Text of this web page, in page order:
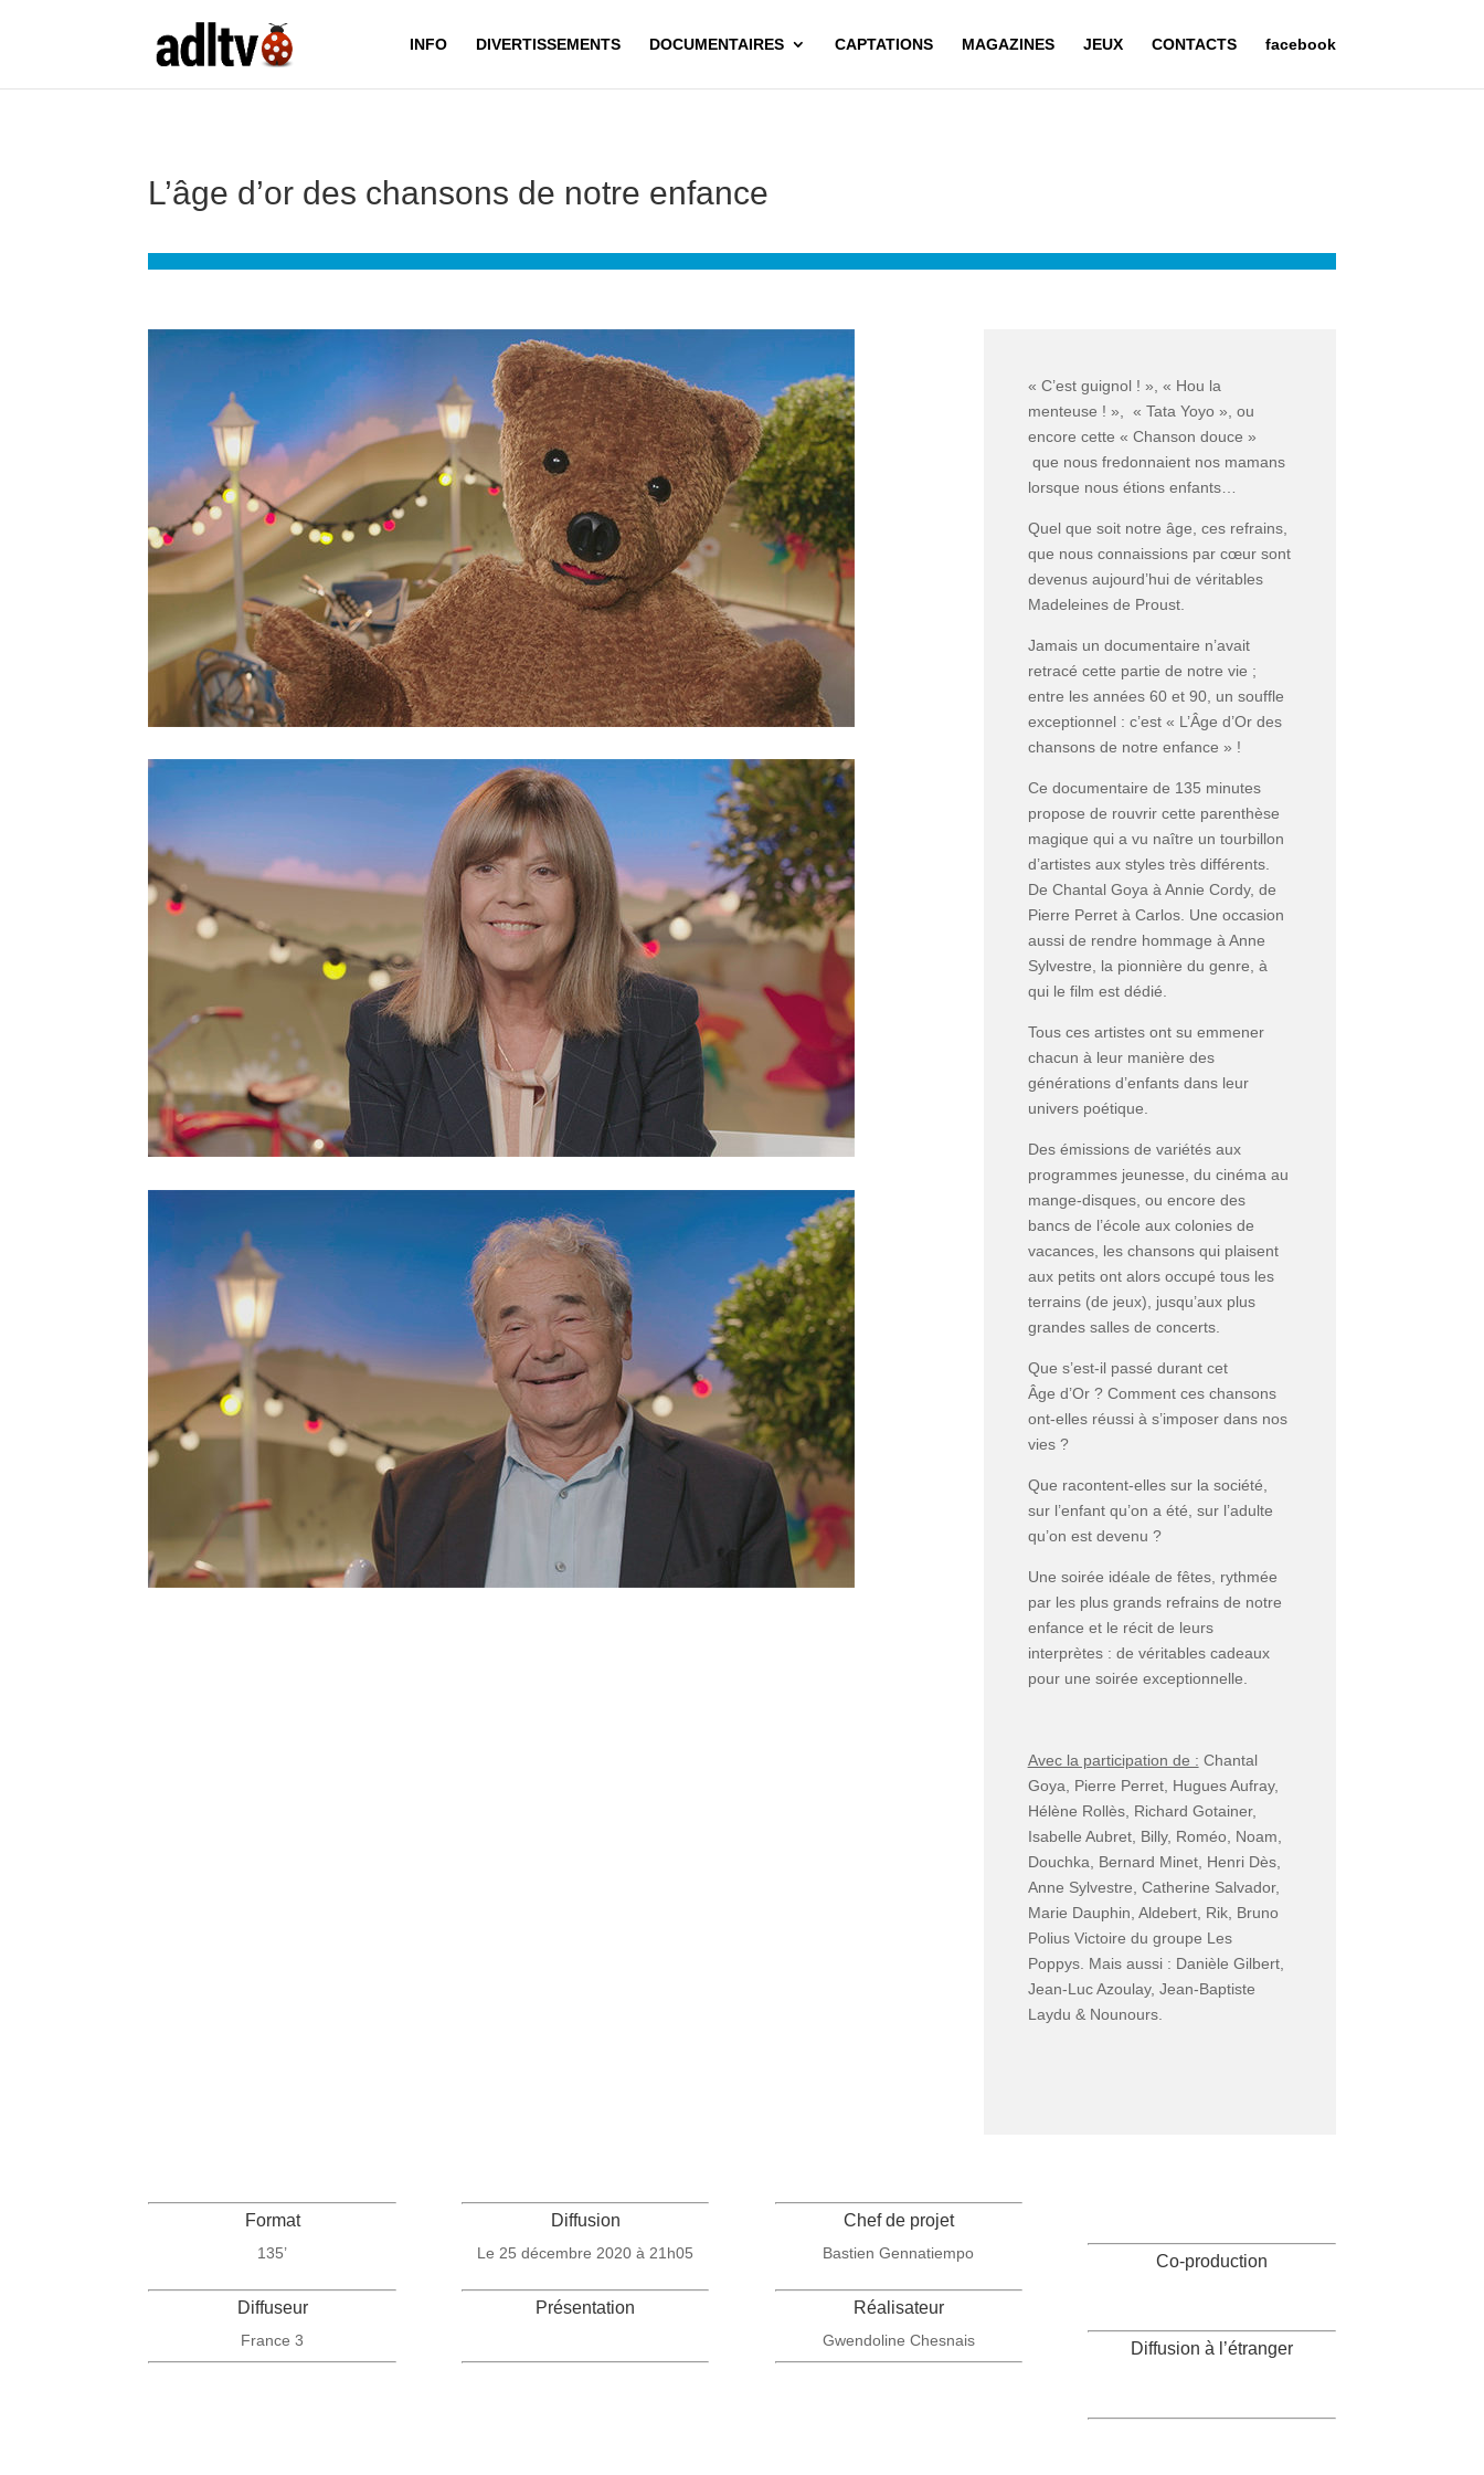
INFO DIVERTISSEMENTS DOCUMENTAIRES CAPTATIONS MAGAZINES JEUX CONTACTS facebook
L’âge d’or des chansons de notre enfance
« C’est guignol ! », « Hou la
menteuse ! », « Tata Yoyo », ou
encore cette « Chanson douce »
que nous fredonnaient nos mamans
lorsque nous étions enfants…
Quel que soit notre âge, ces refrains,
que nous connaissions par cœur sont
devenus aujourd’hui de véritables
Madeleines de Proust.
Jamais un documentaire n’avait
retracé cette partie de notre vie ;
entre les années 60 et 90, un souffle
exceptionnel : c’est « L’Âge d’Or des
chansons de notre enfance » !
Ce documentaire de 135 minutes
propose de rouvrir cette parenthèse
magique qui a vu naître un tourbillon
d’artistes aux styles très différents.
De Chantal Goya à Annie Cordy, de
Pierre Perret à Carlos. Une occasion
aussi de rendre hommage à Anne
Sylvestre, la pionnière du genre, à
qui le film est dédié.
Tous ces artistes ont su emmener
chacun à leur manière des
générations d’enfants dans leur
univers poétique.
Des émissions de variétés aux
programmes jeunesse, du cinéma au
mange-disques, ou encore des
bancs de l’école aux colonies de
vacances, les chansons qui plaisent
aux petits ont alors occupé tous les
terrains (de jeux), jusqu’aux plus
grandes salles de concerts.
Que s’est-il passé durant cet
Âge d’Or ? Comment ces chansons
ont-elles réussi à s’imposer dans nos
vies ?
Que racontent-elles sur la société,
sur l’enfant qu’on a été, sur l’adulte
qu’on est devenu ?
Une soirée idéale de fêtes, rythmée
par les plus grands refrains de notre
enfance et le récit de leurs
interprètes : de véritables cadeaux
pour une soirée exceptionnelle.
Avec la participation de : Chantal
Goya, Pierre Perret, Hugues Aufray,
Hélène Rollès, Richard Gotainer,
Isabelle Aubret, Billy, Roméo, Noam,
Douchka, Bernard Minet, Henri Dès,
Anne Sylvestre, Catherine Salvador,
Marie Dauphin, Aldebert, Rik, Bruno
Polius Victoire du groupe Les
Poppys. Mais aussi : Danièle Gilbert,
Jean-Luc Azoulay, Jean-Baptiste
Laydu & Nounours.
Format
135’
Diffuseur
France 3
Diffusion
Le 25 décembre 2020 à 21h05
Présentation
Chef de projet
Bastien Gennatiempo
Réalisateur
Gwendoline Chesnais
Co-production
Diffusion à l’étranger